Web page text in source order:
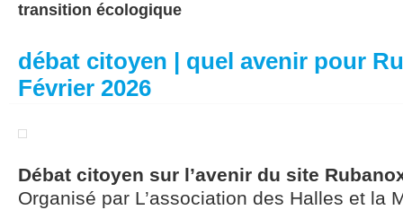
transition écologique
débat citoyen | quel avenir pour
Février 2026
Débat citoyen sur l’avenir du site
Organisé par L’association des Halles et la